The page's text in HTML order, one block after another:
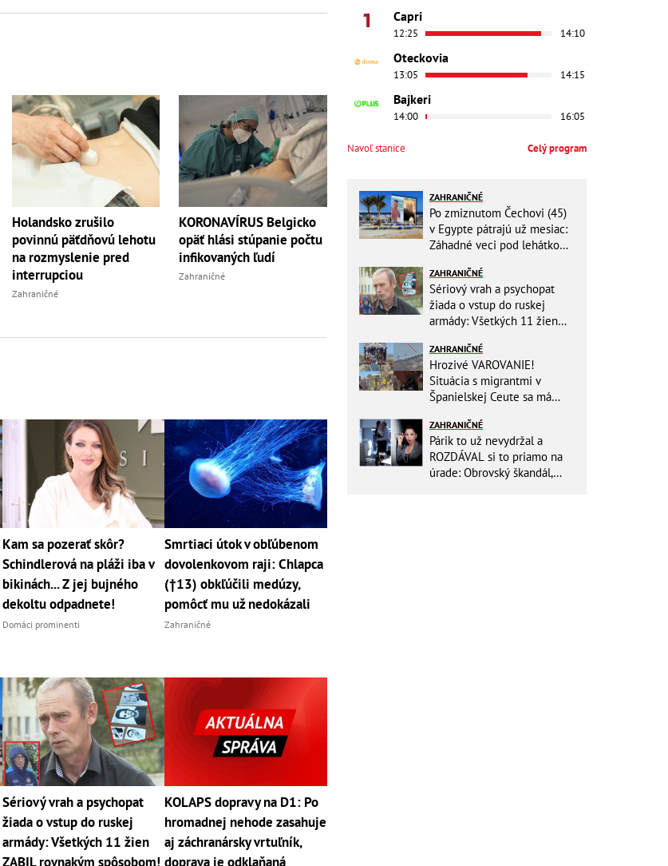
Holandsko zrušilo
povinnú päťdňovú lehotu
na rozmyslenie pred
interrupciou
Zahraničné
KORONAVÍRUS Belgicko
opäť hlási stúpanie počtu
infikovaných ľudí
Zahraničné
Kam sa pozerať skôr?
Schindlerová na pláži iba v
bikinách... Z jej bujného
dekoltu odpadnete!
Domáci prominenti
Smrtiaci útok v obľúbenom
dovolenkovom raji: Chlapca
(†13) obkľúčili medúzy,
pomôcť mu už nedokázali
Zahraničné
Sériový vrah a psychopat
žiada o vstup do ruskej
armády: Všetkých 11 žien
ZABIL rovnakým spôsobom!
KOLAPS dopravy na D1: Po
hromadnej nehode zasahuje
aj záchranársky vrtuľník,
doprava je odklaňaná
Capri
12:25 14:10
Oteckovia
13:05 14:15
Bajkeri
14:00 16:05
Navoľ stanice Celý program
ZAHRANIČNÉ
Po zmiznutom Čechovi (45)
v Egypte pátrajú už mesiac:
Záhadné veci pod lehátkom,
vypovede
ZAHRANIČNÉ
Sériový vrah a psychopat
žiada o vstup do ruskej
armády: Všetkých 11 žien
ZAHRANIČNÉ
Hrozivé VAROVANIE!
Situácia s migrantmi v
Španielskej Ceute sa má
presný dátum druhej invázie
ZAHRANIČNÉ
Párik to už nevydržal a
ROZDÁVAL si to priamo na
úrade: Obrovský škandál,